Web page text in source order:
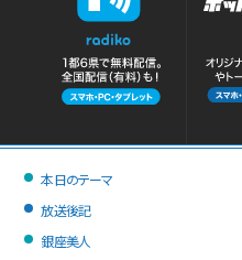
本日のテーマ
放送後記
銀座美人